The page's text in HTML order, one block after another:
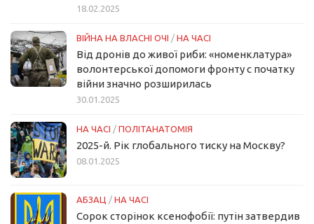
18.02.2025
ВІЙНА НА ВЛАСНІ ОЧІ / НА ЧАСІ
Від дронів до живої риби: «номенклатура»
волонтерської допомоги фронту с початку
війни значно розширилась
30.01.2025
НА ЧАСІ / ПОЛІТАНАТОМІЯ
2025-й. Рік глобального тиску на Москву?
08.01.2025
АБЗАЦ / НА ЧАСІ
Сорок сторінок ксенофобії: путін затвердив